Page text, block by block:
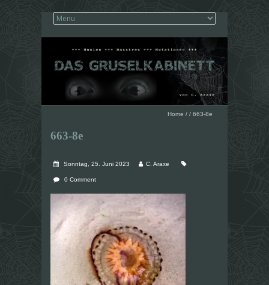
Home / / 663-8e
663-8e
Sonntag, 25. Juni 2023 C. Araxe
0 Comment